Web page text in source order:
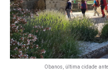
Obanos, última cidade